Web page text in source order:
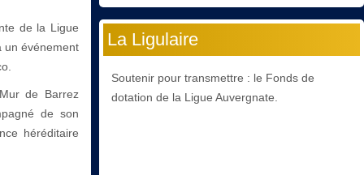
de la Ligue
un événement
de Barrez
de son
héréditaire
La Ligulaire
Soutenir pour transmettre : le Fonds de
dotation de la Ligue Auvergnate.